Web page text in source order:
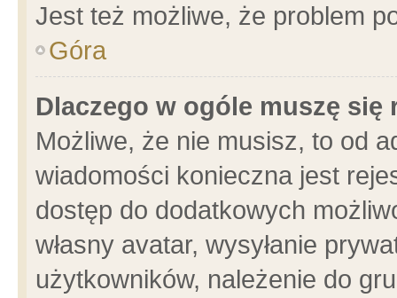
Jest też możliwe, że problem
Góra
Dlaczego w ogóle muszę się
Możliwe, że nie musisz, to od
wiadomości konieczna jest
dostęp do dodatkowych
własny avatar, wysyłanie
użytkowników, należenie do